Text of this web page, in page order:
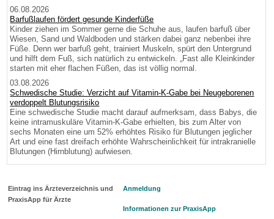
06.08.2026
Barfußlaufen fördert gesunde Kinderfüße
Kinder ziehen im Sommer gerne die Schuhe aus, laufen barfuß über
Wiesen, Sand und Waldboden und stärken dabei ganz nebenbei ihre
Füße. Denn wer barfuß geht, trainiert Muskeln, spürt den Untergrund
und hilft dem Fuß, sich natürlich zu entwickeln. „Fast alle Kleinkinder
starten mit eher flachen Füßen, das ist völlig normal.
03.08.2026
Schwedische Studie: Verzicht auf Vitamin-K-Gabe bei Neugeborenen
verdoppelt Blutungsrisiko
Eine schwedische Studie macht darauf aufmerksam, dass Babys, die
keine intramuskuläre Vitamin-K-Gabe erhielten, bis zum Alter von
sechs Monaten eine um 52% erhöhtes Risiko für Blutungen jeglicher
Art und eine fast dreifach erhöhte Wahrscheinlichkeit für intrakranielle
Blutungen (Hirnblutung) aufwiesen.
Eintrag ins Ärzteverzeichnis und
PraxisApp für Ärzte
Anmeldung
Informationen zur PraxisApp